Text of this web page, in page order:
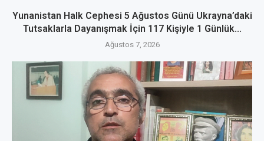
Yunanistan Halk Cephesi 5 Ağustos Günü Ukrayna’daki
Tutsaklarla Dayanışmak İçin 117 Kişiyle 1 Günlük...
Ağustos 7, 2026